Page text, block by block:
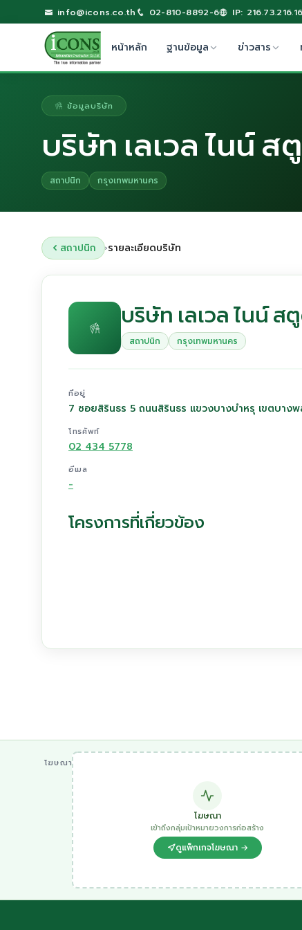
info@icons.co.th 02-810-8892-6 IP:
หน้าหลัก ฐานข้อมูล ข่าวสาร
ข้อมูลบริษัท
บริษัท เลเวล ไนน์ ส
สถาปนิก กรุงเทพมหานคร
สถาปนิก ›รายละเอียดบริษัท
บริษัท เลเวล ไนน์ ส
สถาปนิก กรุงเทพมหานคร
ที่อยู่
7 ซอยสิรินธร 5 ถนนสิรินธร แขวงบางบำหรุ เขตบาง
โทรศัพท์
02 434 5778
อีเมล
-
โครงการที่เกี่ยวข้อง
โฆษณา
โฆษณา
เข้าถึงกลุ่มเป้าหมายวงการก่อสร้าง
ดูแพ็กเกจโฆษณา →